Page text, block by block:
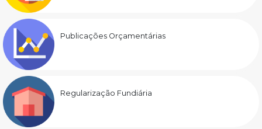
Publicações Orçamentárias
Regularização Fundiária